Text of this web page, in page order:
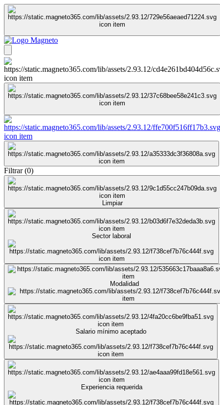
Filtrar(0)
Limpiar
Sector laboral
Modalidad
Salario mínimo aceptado
Experiencia requerida